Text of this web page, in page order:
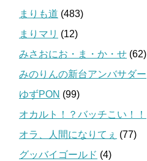
まりも道 (483)
まりマリ (12)
みさおにお・ま・か・せ (62)
みのりんの新台アンバサダー
ゆずPON (99)
オカルト！？バッチこい！！
オラ、人間になりてぇ (77)
グッバイゴールド (4)